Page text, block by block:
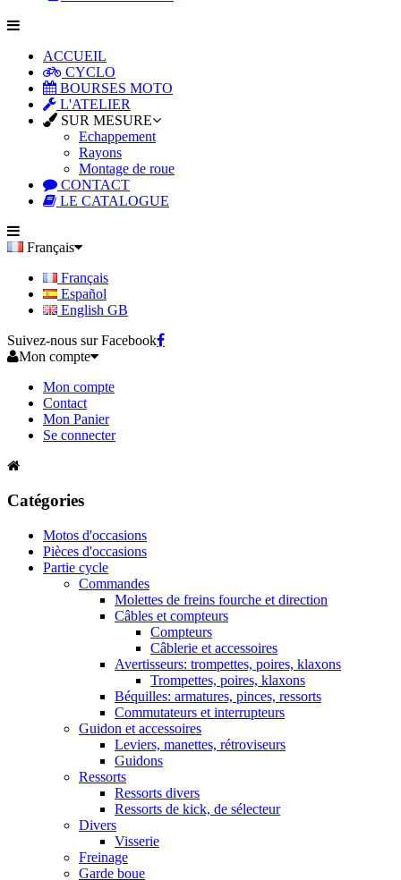
ACCUEIL
CYCLO
BOURSES MOTO
L'ATELIER
SUR MESURE
Echappement
Rayons
Montage de roue
CONTACT
LE CATALOGUE
Français
Français
Español
English GB
Suivez-nous sur Facebook
Mon compte
Mon compte
Contact
Mon Panier
Se connecter
Catégories
Motos d'occasions
Pièces d'occasions
Partie cycle
Commandes
Molettes de freins fourche et direction
Câbles et compteurs
Compteurs
Câblerie et accessoires
Avertisseurs: trompettes, poires, klaxons
Trompettes, poires, klaxons
Béquilles: armatures, pinces, ressorts
Commutateurs et interrupteurs
Guidon et accessoires
Leviers, manettes, rétroviseurs
Guidons
Ressorts
Ressorts divers
Ressorts de kick, de sélecteur
Divers
Visserie
Freinage
Garde boue